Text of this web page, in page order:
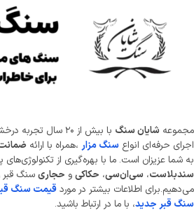
شایان سنگ
با بیش از ۲۰ سال تجربه
حرفه‌ای انواعسنگ مزار،همراه با ارائه
عزیزان است. ما با بهره‌گیری از تکنولوژی‌های
،سی‌ان‌سی،حکاکیوحجاریسنگ قبر را
اطلاعات بیشتر در موردقیمت سنگ قبر
قبر جدید، با ما در ارتباط باشید.